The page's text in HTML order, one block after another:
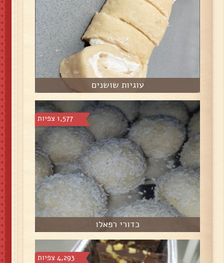
עוגיות שושנים
1,577 צפיות
כדורי רפאלו
4,293 צפיות